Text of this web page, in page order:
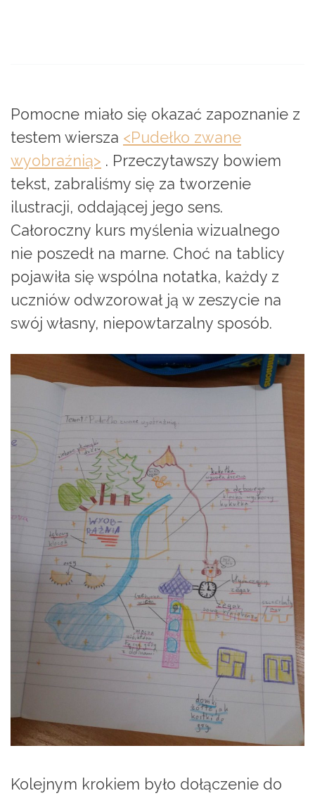
Pomocne miało się okazać zapoznanie z
testem wiersza <Pudełko zwane
wyobraźnią> . Przeczytawszy bowiem
tekst, zabraliśmy się za tworzenie
ilustracji, oddającej jego sens.
Całoroczny kurs myślenia wizualnego
nie poszedł na marne. Choć na tablicy
pojawiła się wspólna notatka, każdy z
uczniów odwzorował ją w zeszycie na
swój własny, niepowtarzalny sposób.
Kolejnym krokiem było dołączenie do